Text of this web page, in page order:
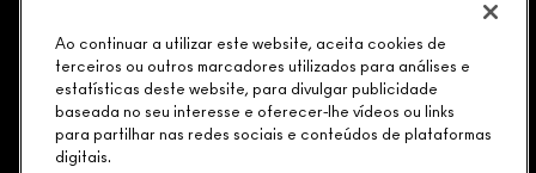
GERENCIAR COOKIES DO SITE
Ao continuar a utilizar este website, aceita cookies de
terceiros ou outros marcadores utilizados para análises e
estatísticas deste website, para divulgar publicidade
baseada no seu interesse e oferecer-lhe vídeos ou links
para partilhar nas redes sociais e conteúdos de plataformas
digitais.